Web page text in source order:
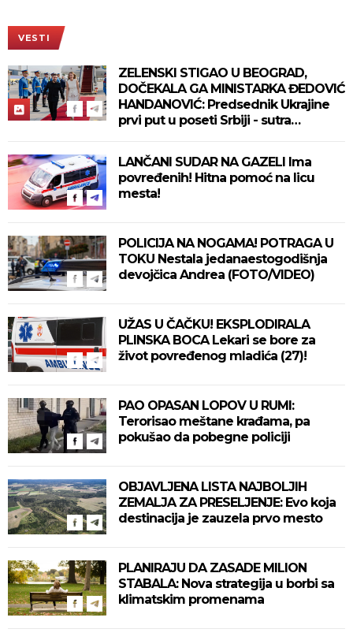
VESTI
ZELENSKI STIGAO U BEOGRAD,
DOČEKALA GA MINISTARKA ĐEDOVIĆ
HANDANOVIĆ: Predsednik Ukrajine
prvi put u poseti Srbiji - sutra
LANČANI SUDAR NA GAZELI Ima
povređenih! Hitna pomoć na licu
mesta!
POLICIJA NA NOGAMA! POTRAGA U
TOKU Nestala jedanaestogodišnja
devojčica Andrea (FOTO/VIDEO)
UŽAS U ČAČKU! EKSPLODIRALA
PLINSKA BOCA Lekari se bore za
život povređenog mladića (27)!
PAO OPASAN LOPOV U RUMI:
Terorisao meštane krađama, pa
pokušao da pobegne policiji
OBJAVLJENA LISTA NAJBOLJIH
ZEMALJA ZA PRESELJENJE: Evo koja
destinacija je zauzela prvo mesto
PLANIRAJU DA ZASADE MILION
STABALA: Nova strategija u borbi sa
klimatskim promenama